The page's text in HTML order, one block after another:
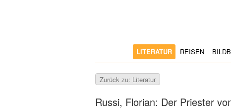
LITERATUR REISEN
Zurück zu: Literatur
Russi, Florian: Der Priester